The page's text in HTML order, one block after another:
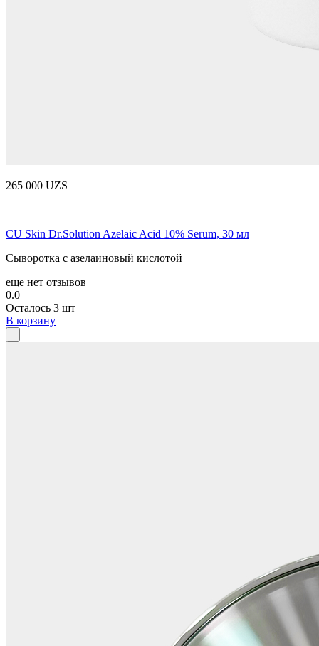
265 000 UZS
CU Skin Dr.Solution Azelaic Acid 10% Serum, 30 мл
Сыворотка с азелаиновый кислотой
еще нет отзывов
0.0
Осталось 3 шт
В корзину